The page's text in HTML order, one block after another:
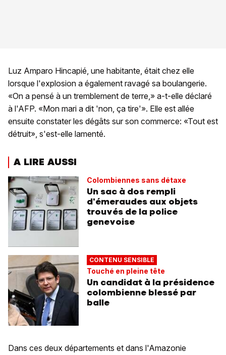
Luz Amparo Hincapié, une habitante, était chez elle
lorsque l'explosion a également ravagé sa boulangerie.
«On a pensé à un tremblement de terre,» a-t-elle déclaré
à l'AFP. «Mon mari a dit 'non, ça tire'». Elle est allée
ensuite constater les dégâts sur son commerce: «Tout est
détruit», s'est-elle lamenté.
A LIRE AUSSI
Colombiennes sans détaxe
Un sac à dos rempli
d'émeraudes aux objets
trouvés de la police
genevoise
CONTENU SENSIBLE
Touché en pleine tête
Un candidat à la présidence
colombienne blessé par
balle
Dans ces deux départements et dans l'Amazonie